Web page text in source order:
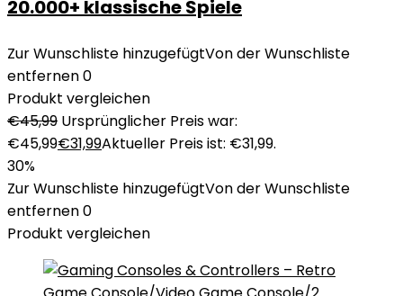
20.000+ klassische Spiele
Zur Wunschliste hinzugefügtVon der Wunschliste
entfernen0
Produkt vergleichen
€45,99 Ursprünglicher Preis war:
€45,99€31,99Aktueller Preis ist: €31,99.
30%
Zur Wunschliste hinzugefügtVon der Wunschliste
entfernen0
Produkt vergleichen